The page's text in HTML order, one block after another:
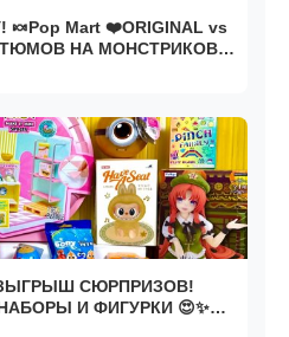
Mart ❤️ORIGINAL vs
СЮРПРИЗОВ!
И ФИГУРКИ 😍✨